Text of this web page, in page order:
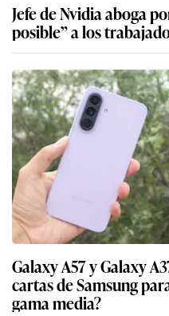
Jefe de Nvidia aboga
posible” a los
Galaxy A57 y Galaxy
cartas de Samsung
gama media?